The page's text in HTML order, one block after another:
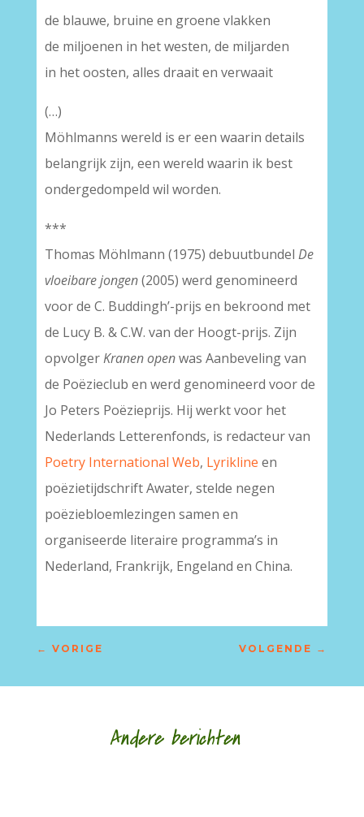
de blauwe, bruine en groene vlakken
de miljoenen in het westen, de miljarden
in het oosten, alles draait en verwaait
(…)
Möhlmanns wereld is er een waarin details
belangrijk zijn, een wereld waarin ik best
ondergedompeld wil worden.
***
Thomas Möhlmann (1975) debuutbundel De
vloeibare jongen(2005) werd genomineerd
voor de C. Buddingh’-prijs en bekroond met
de Lucy B. & C.W. van der Hoogt-prijs. Zijn
opvolgerKranen openwas Aanbeveling van
de Poëzieclub en werd genomineerd voor de
Jo Peters Poëzieprijs. Hij werkt voor het
Nederlands Letterenfonds, is redacteur van
Poetry International Web, Lyrikline en
poëzietijdschrift Awater, stelde negen
poëziebloemlezingen samen en
organiseerde literaire programma’s in
Nederland, Frankrijk, Engeland en China.
← VORIGE VOLGENDE →
Andere berichten